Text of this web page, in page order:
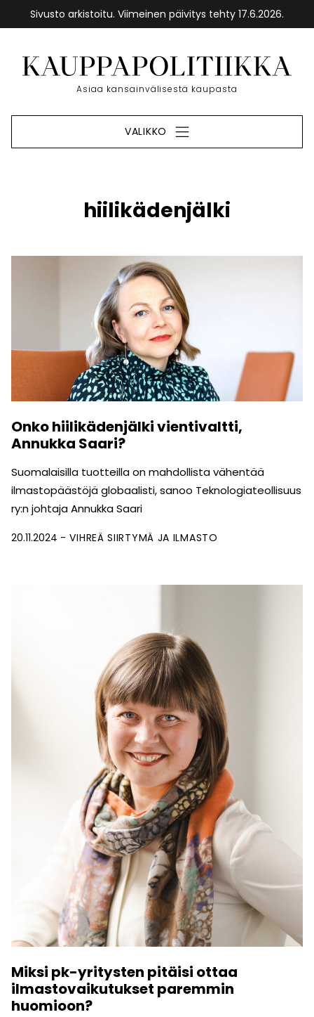
Sivusto arkistoitu. Viimeinen päivitys tehty 17.6.2026.
sisältöön
Etusivu
Asiaa kansainvälisestä kaupasta
VALIKKO
hiilikädenjälki
Onko hiilikädenjälki vientivaltti,
Annukka Saari?
Suomalaisilla tuotteilla on mahdollista vähentää
ilmastopäästöjä globaalisti, sanoo Teknologiateollisuus
ry:n johtaja Annukka Saari
20.11.2024 VIHREÄ SIIRTYMÄ JA ILMASTO
Miksi pk-yritysten pitäisi ottaa
ilmastovaikutukset paremmin
huomioon?